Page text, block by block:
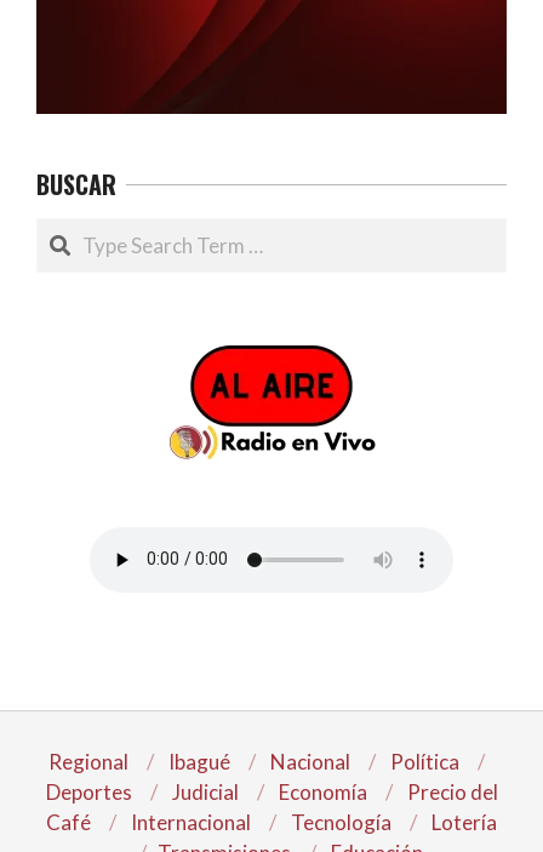
BUSCAR
Search
Regional Ibagué Nacional
Política
Deportes
Judicial Economía
Precio del
Café
Internacional Tecnología
Lotería